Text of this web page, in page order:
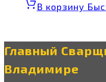
В корзину
Главный
Владимире